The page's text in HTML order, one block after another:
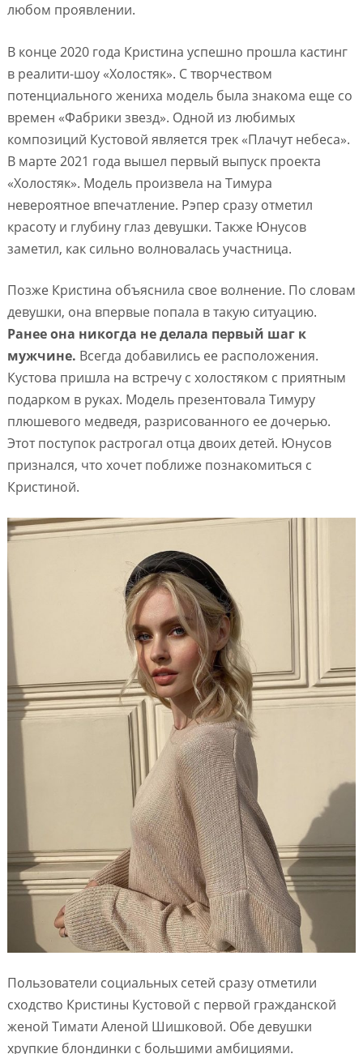
любом проявлении.
В конце 2020 года Кристина успешно прошла кастинг
в реалити-шоу «Холостяк». С творчеством
потенциального жениха модель была знакома еще со
времен «Фабрики звезд». Одной из любимых
композиций Кустовой является трек «Плачут небеса».
В марте 2021 года вышел первый выпуск проекта
«Холостяк». Модель произвела на Тимура
невероятное впечатление. Рэпер сразу отметил
красоту и глубину глаз девушки. Также Юнусов
заметил, как сильно волновалась участница.
Позже Кристина объяснила свое волнение. По словам
девушки, она впервые попала в такую ситуацию.
Ранее она никогда не делала первый шаг к
мужчине. Всегда добавились ее расположения.
Кустова пришла на встречу с холостяком с приятным
подарком в руках. Модель презентовала Тимуру
плюшевого медведя, разрисованного ее дочерью.
Этот поступок растрогал отца двоих детей. Юнусов
признался, что хочет поближе познакомиться с
Кристиной.
Пользователи социальных сетей сразу отметили
сходство Кристины Кустовой с первой гражданской
женой Тимати Аленой Шишковой. Обе девушки
хрупкие блондинки с большими амбициями.